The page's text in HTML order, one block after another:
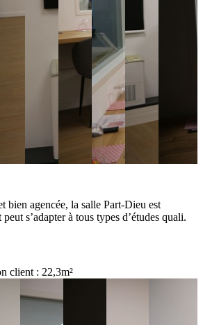
bien agencée, la salle Part-Dieu est
s’adapter à tous types d’études quali.
client : 22,3m²